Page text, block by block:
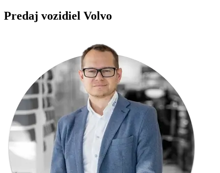
Predaj vozidiel Volvo